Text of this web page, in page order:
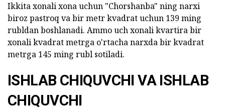
Ikkita xonali xona uchun "Chorshanba" ning narxi
biroz pastroq va bir metr kvadrat uchun 139 ming
rubldan boshlanadi. Ammo uch xonali kvartira bir
xonali kvadrat metrga o'rtacha narxda bir kvadrat
metrga 145 ming rubl sotiladi.
ISHLAB CHIQUVCHI VA ISHLAB
CHIQUVCHI